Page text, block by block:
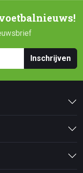
Inschrijven